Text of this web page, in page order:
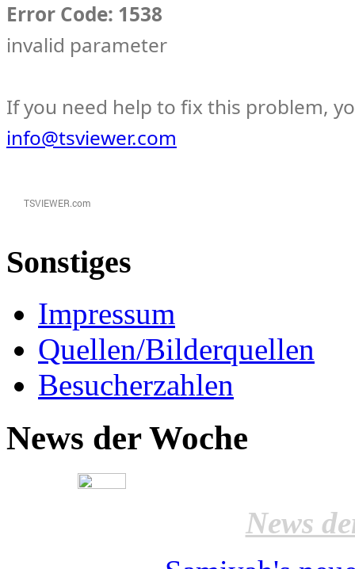
Error Code: 1538
invalid parameter
If you need help to fix this problem,
info@tsviewer.com
Sonstiges
Impressum
Quellen/Bilderquellen
Besucherzahlen
News der Woche
News